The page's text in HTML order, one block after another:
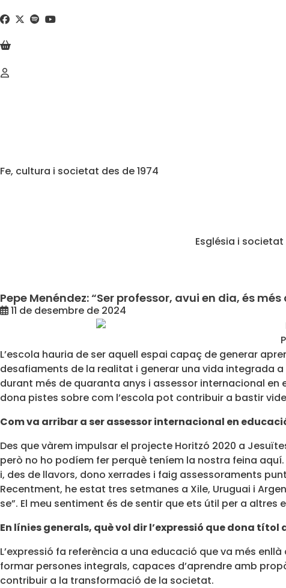
Fe, cultura i societat des de 1974
Església i societat
Pepe Menéndez: “Ser professor, avui en dia, és
11 de desembre de 2024
L’escola hauria de ser aquell espai capaç de generar
desafiaments de la realitat i generar una vida integrada
durant més de quaranta anys i assessor internacional
dona pistes sobre com l’escola pot contribuir a bastir
Comva arribar a ser assessor internacional en
Des que vàrem impulsar el projecte Horitzó 2020 a
però no ho podíem fer perquè teníem la nostra feina
i, des de llavors, dono xerrades i faig assessoraments
Recentment, he estat tres setmanes a Xile, Uruguai i
se”. El meu sentiment és de sentir que ets útil per a
En línies generals, què vol dir l’expressió que dona
L’expressió fa referència a una educació que va més
formar persones integrals, capaces d’aprendre amb
contribuir a la transformació de la societat.